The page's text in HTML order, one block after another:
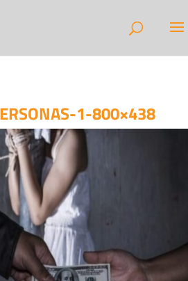
1-800×438